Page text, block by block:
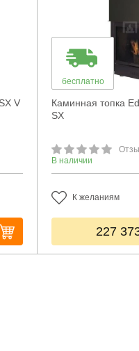
V
бесплатно
Каминная топка
SX
В наличии
К желаниям
227